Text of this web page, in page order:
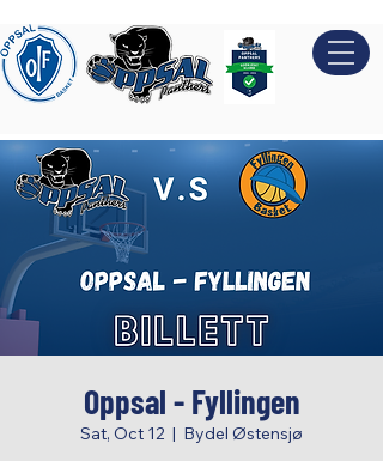
Oppsal - Fyllingen
Sat, Oct 12
  |
Bydel Østensjø